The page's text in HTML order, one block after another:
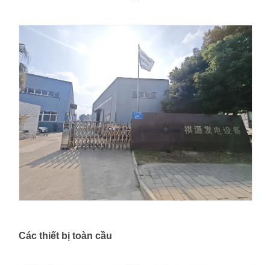
Các thiết bị toàn cầu